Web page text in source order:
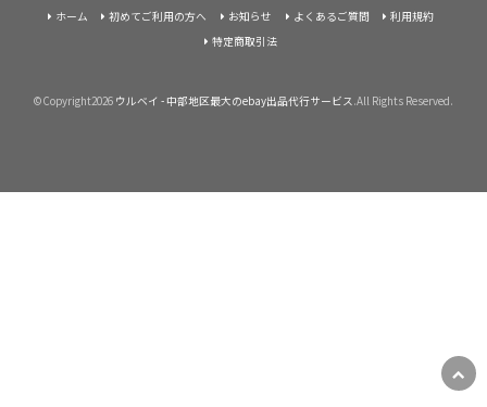
ホーム 初めてご利用の方へ お知らせ よくあるご質問
利用規約
特定商取引法
©Copyright2026 ウルベイ - 中部地区最大のebay出品代行サービス .All Rights Reserved.